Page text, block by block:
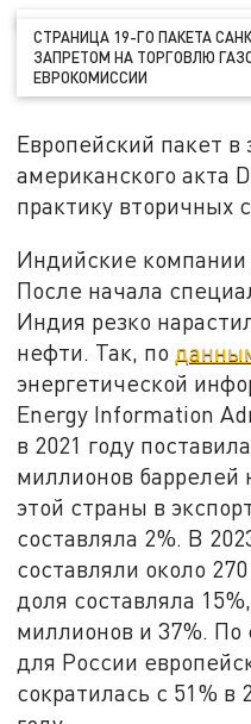
СТРАНИЦА 19-ГО ПАКЕТА
ЗАПРЕТОМ НА ТОРГОВЛЮ
ЕВРОКОМИССИИ
Европейский пакет в
американского акта
практику вторичных
Индийские компании
После начала
Индия резко
нефти. Так, по
энергетической
Energy Information
в 2021 году
миллионов
этой страны в
составляла 2%. В
составляли около
доля составляла
миллионов и 37%. По
для России
сократилась с 51% в